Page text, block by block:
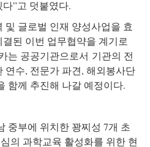
”고 덧붙였다.
및 글로벌 인재 양성사업을 효
된 이번 업무협약을 계기로
는 공공기관으로서 기관의 전
연수, 전문가 파견, 해외봉사단
함께 추진해 나갈 예정이다.
중부에 위치한 꽝찌성 7개 초
의 과학교육 활성화를 위한 현